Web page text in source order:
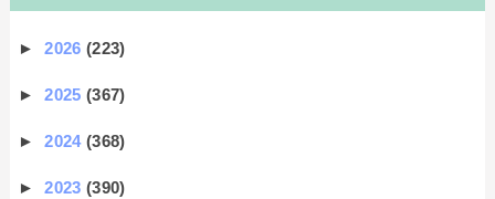
►2026(223)
►2025(367)
►2024(368)
►2023(390)